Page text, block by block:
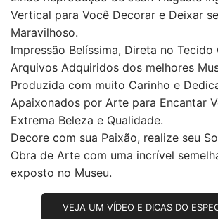
Vertical para Você Decorar e Deixar
Maravilhoso.
Impressão Belíssima, Direta no Tecido
Arquivos Adquiridos dos melhores
Produzida com muito Carinho e
Apaixonados por Arte para Encantar
Extrema Beleza e Qualidade.
Decore com sua Paixão, realize seu
Obra de Arte com uma incrível
exposto no Museu.
VEJA UM VÍDEO E DICAS DO